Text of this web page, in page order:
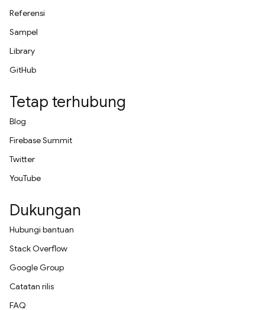
Referensi
Sampel
Library
GitHub
Tetap terhubung
Blog
Firebase Summit
Twitter
YouTube
Dukungan
Hubungi bantuan
Stack Overflow
Google Group
Catatan rilis
FAQ